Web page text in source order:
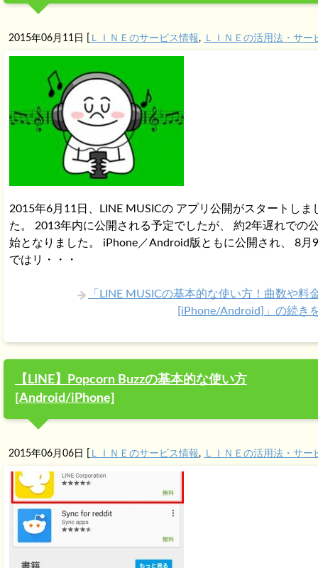
2015年06月11日 ＬＩＮＥのサービス情報, ＬＩＮＥの活用法・サー
2015年6月11日、LINE MUSICの アプリ公開がスタートしま
た。 2013年内に公開される予定でしたが、 約2年遅れでの
始となりました。 iPhone／Android版ともに公開され、 8月
ではリ・・・
「LINE MUSICの基本的な使い方！曲数や料
[iPhone/Android]」の続き
【LINE】Popcorn Buzzの基本的な使い方
[Android/iPhone]
2015年06月06日 ＬＩＮＥのサービス情報, ＬＩＮＥの活用法・サー